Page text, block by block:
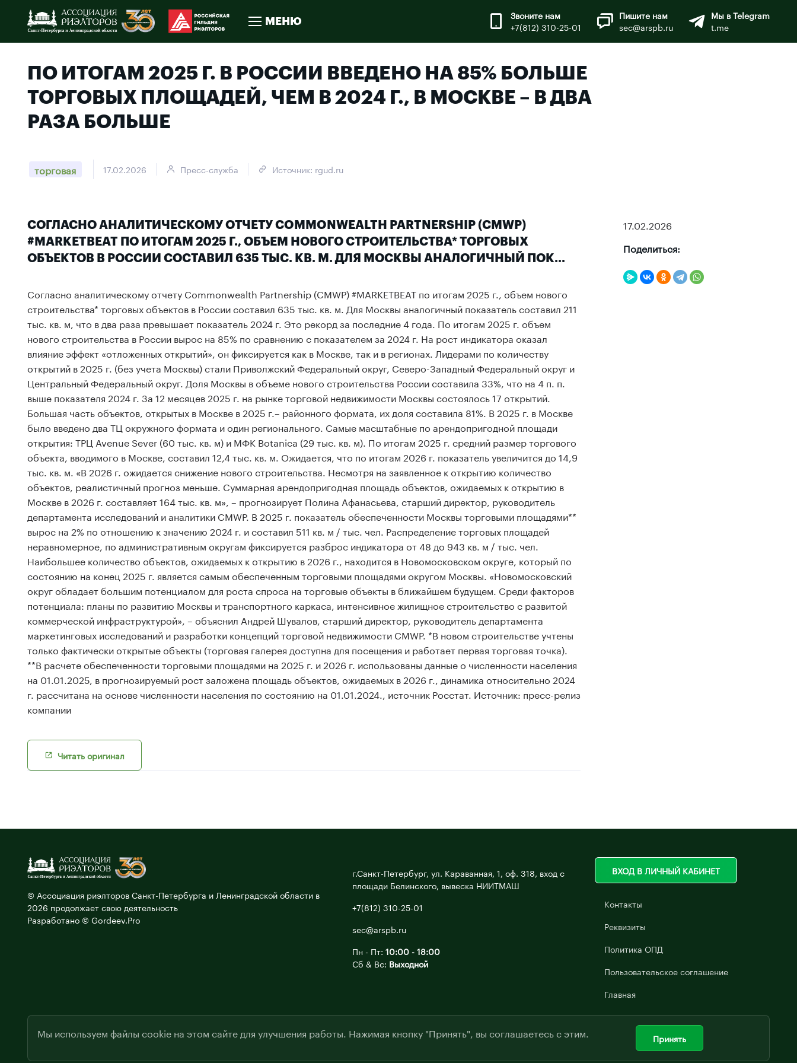
МЕНЮ
Звоните нам
+7(812) 310-25-01
Пишите нам
sec@arspb.ru
Мы в Telegram
t.me
ПО ИТОГАМ 2025 Г. В РОССИИ ВВЕДЕНО НА 85% БОЛЬШЕ
ТОРГОВЫХ ПЛОЩАДЕЙ, ЧЕМ В 2024 Г., В МОСКВЕ – В ДВА
РАЗА БОЛЬШЕ
торговая 17.02.2026 Пресс-служба Источник: rgud.ru
СОГЛАСНО АНАЛИТИЧЕСКОМУ ОТЧЕТУ COMMONWEALTH PARTNERSHIP (CMWP)
#MARKETBEAT ПО ИТОГАМ 2025 Г., ОБЪЕМ НОВОГО СТРОИТЕЛЬСТВА* ТОРГОВЫХ
ОБЪЕКТОВ В РОССИИ СОСТАВИЛ 635 ТЫС. КВ. М. ДЛЯ МОСКВЫ АНАЛОГИЧНЫЙ ПОК...
Согласно аналитическому отчету Commonwealth Partnership (CMWP) #MARKETBEAT по итогам 2025 г., объем нового
строительства* торговых объектов в России составил 635 тыс. кв. м. Для Москвы аналогичный показатель составил 211
тыс. кв. м, что в два раза превышает показатель 2024 г. Это рекорд за последние 4 года. По итогам 2025 г. объем
нового строительства в России вырос на 85% по сравнению с показателем за 2024 г. На рост индикатора оказал
влияние эффект «отложенных открытий», он фиксируется как в Москве, так и в регионах. Лидерами по количеству
открытий в 2025 г. (без учета Москвы) стали Приволжский Федеральный округ, Северо-Западный Федеральный округ и
Центральный Федеральный округ. Доля Москвы в объеме нового строительства России составила 33%, что на 4 п. п.
выше показателя 2024 г. За 12 месяцев 2025 г. на рынке торговой недвижимости Москвы состоялось 17 открытий.
Большая часть объектов, открытых в Москве в 2025 г.– районного формата, их доля составила 81%. В 2025 г. в Москве
было введено два ТЦ окружного формата и один регионального. Самые масштабные по арендопригодной площади
открытия: ТРЦ Avenue Sever (60 тыс. кв. м) и МФК Botanica (29 тыс. кв. м). По итогам 2025 г. средний размер торгового
объекта, вводимого в Москве, составил 12,4 тыс. кв. м. Ожидается, что по итогам 2026 г. показатель увеличится до 14,9
тыс. кв. м. «В 2026 г. ожидается снижение нового строительства. Несмотря на заявленное к открытию количество
объектов, реалистичный прогноз меньше. Суммарная арендопригодная площадь объектов, ожидаемых к открытию в
Москве в 2026 г. составляет 164 тыс. кв. м», – прогнозирует Полина Афанасьева, старший директор, руководитель
департамента исследований и аналитики CMWP. В 2025 г. показатель обеспеченности Москвы торговыми площадями**
вырос на 2% по отношению к значению 2024 г. и составил 511 кв. м / тыс. чел. Распределение торговых площадей
неравномерное, по административным округам фиксируется разброс индикатора от 48 до 943 кв. м / тыс. чел.
Наибольшее количество объектов, ожидаемых к открытию в 2026 г., находится в Новомосковском округе, который по
состоянию на конец 2025 г. является самым обеспеченным торговыми площадями округом Москвы. «Новомосковский
округ обладает большим потенциалом для роста спроса на торговые объекты в ближайшем будущем. Среди факторов
потенциала: планы по развитию Москвы и транспортного каркаса, интенсивное жилищное строительство с развитой
коммерческой инфраструктурой», – объяснил Андрей Шувалов, старший директор, руководитель департамента
маркетинговых исследований и разработки концепций торговой недвижимости CMWP. *В новом строительстве учтены
только фактически открытые объекты (торговая галерея доступна для посещения и работает первая торговая точка).
**В расчете обеспеченности торговыми площадями на 2025 г. и 2026 г. использованы данные о численности населения
на 01.01.2025, в прогнозируемый рост заложена площадь объектов, ожидаемых в 2026 г., динамика относительно 2024
г. рассчитана на основе численности населения по состоянию на 01.01.2024., источник Росстат. Источник: пресс-релиз
компании
Читать оригинал
17.02.2026
Поделиться:
© Ассоциация риэлторов Санкт-Петербурга и Ленинградской области в
2026 продолжает свою деятельность
Разработано © Gordeev.Pro
г.Санкт-Петербург, ул. Караванная, 1, оф. 318, вход с
площади Белинского, вывеска НИИТМАШ
+7(812) 310-25-01
sec@arspb.ru
Пн - Пт: 10:00 - 18:00
Сб & Вс: Выходной
ВХОД В ЛИЧНЫЙ КАБИНЕТ
Контакты
Реквизиты
Политика ОПД
Пользовательское соглашение
Главная
Мы используем файлы cookie на этом сайте для улучшения работы. Нажимая кнопку "Принять", вы соглашаетесь с этим. Принять